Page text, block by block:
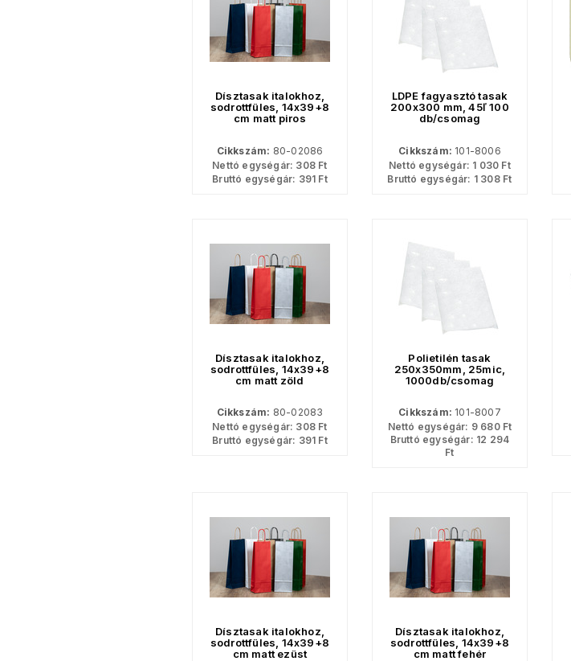
Dísztasak italokhoz,
sodrottfüles, 14x39+8
cm matt piros
Cikkszám: 80-02086
Nettó egységár: 308 Ft
Bruttó egységár: 391 Ft
LDPE fagyasztó tasak
200x300 mm, 45ľ 100
db/csomag
Cikkszám: 101-8006
Nettó egységár: 1 030 Ft
Bruttó egységár: 1 308Ft
Dísztasak italokhoz,
sodrottfüles, 14x39+8
cm matt zöld
Cikkszám: 80-02083
Nettó egységár: 308 Ft
Bruttó egységár: 391 Ft
Polietilén tasak
250x350mm, 25mic,
1000db/csomag
Cikkszám: 101-8007
Nettó egységár: 9 680Ft
Bruttó egységár: 12 294
Ft
Dísztasak italokhoz,
sodrottfüles, 14x39+8
cm matt ezüst
Dísztasak italokhoz,
sodrottfüles, 14x39+8
cm matt fehér